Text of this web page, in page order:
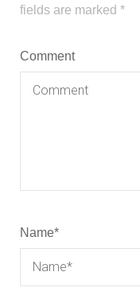
fields are marked *
Comment
Name*